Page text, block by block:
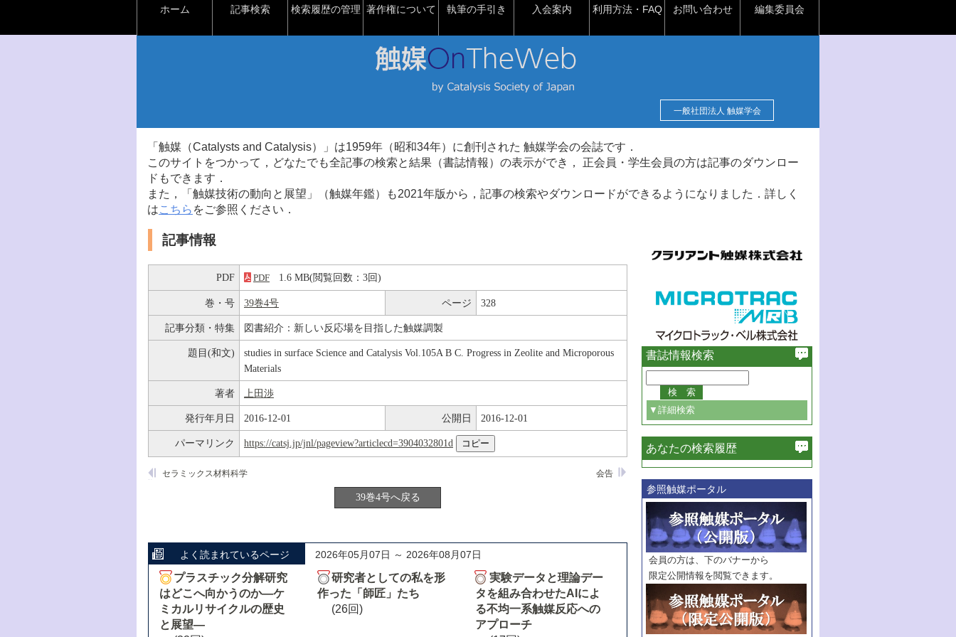
ホーム 記事検索 検索履歴の管理 著作権について 執筆の手引き 入会案内 利用方法・FAQ お問い合わせ 編集委員会
一般社団法人 触媒学会
「触媒（Catalysts and Catalysis）」は1959年（昭和34年）に創刊された 触媒学会の会誌です．
このサイトをつかって，どなたでも全記事の検索と結果（書誌情報）の表示ができ， 正会員・学生会員の方は記事のダウンロー
ドもできます．
また，「触媒技術の動向と展望」（触媒年鑑）も2021年版から，記事の検索やダウンロードができるようになりました．詳しく
はこちら をご参照ください．
記事情報
PDF PDF 1.6 MB(閲覧回数：3回)
巻・号 39巻4号 ページ 328
記事分類・特集 図書紹介：新しい反応場を目指した触媒調製
題目(和文)
studies in surface Science and Catalysis Vol.105A B C. Progress in Zeolite and Microporous
Materials
著者 上田渉
発行年月日 2016-12-01 公開日 2016-12-01
パーマリンク https://catsj.jp/jnl/pageview?articlecd=3904032801d
会告
セラミックス材料科学
39巻4号へ戻る
よく読まれているページ 2026年05月07日 ～ 2026年08月07日
プラスチック分解研究
はどこへ向かうのか―ケ
ミカルリサイクルの歴史
と展望―
研究者としての私を形
作った「師匠」たち
(26回)
実験データと理論デー
タを組み合わせたAIによ
る不均一系触媒反応への
アプローチ
書誌情報検索
▼詳細検索
必ず含む
巻・号指定
巻
号
範囲指定
巻
号～
巻
号
触媒年鑑
年度
記事種別
マーク：
マークあり
あなたの検索履歴
参照触媒ポータル
会員の方は、下のバナーから
限定公開情報を閲覧できます。